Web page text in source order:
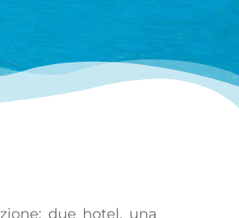
due hotel, una